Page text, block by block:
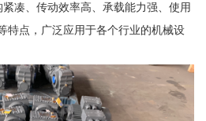
凑、传动效率高、承载能力强、使用
特点，广泛应用于各个行业的机械设